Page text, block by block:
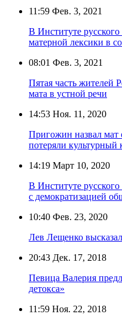
11:59 Фев. 3, 2021
В Институте
матерной лексики в
08:01 Фев. 3, 2021
Пятая часть жителей
мата в устной речи
14:53 Ноя. 11, 2020
Пригожин назвал мат
потеряли культурный
14:19 Март 10, 2020
В Институте русского
с демократизацией
10:40 Фев. 23, 2020
Лев Лещенко
20:43 Дек. 17, 2018
Певица Валерия
детокса»
11:59 Ноя. 22, 2018